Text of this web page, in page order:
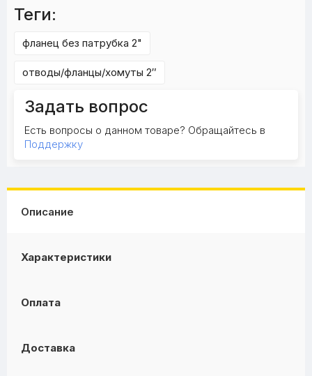
Теги:
фланец без патрубка 2"
отводы/фланцы/хомуты 2″
Задать вопрос
Есть вопросы о данном товаре? Обращайтесь в
Поддержку
Описание
Характеристики
Оплата
Доставка